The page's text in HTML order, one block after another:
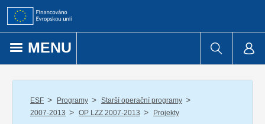
Přejít k obsahu
MENU
ESF / Programy / Starší operační programy /
2007-2013 / OP LZZ 2007-2013 / Projekty